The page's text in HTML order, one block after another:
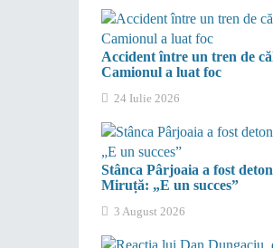
Accident între un tren de
Camionul a luat foc
24 Iulie 2026
Stânca Pârjoaia a fost
Miruță: „E un succes”
3 August 2026